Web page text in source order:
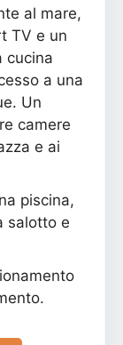
al mare,
TV e un
cucina
a una
Un
camere
e ai
piscina,
salotto e